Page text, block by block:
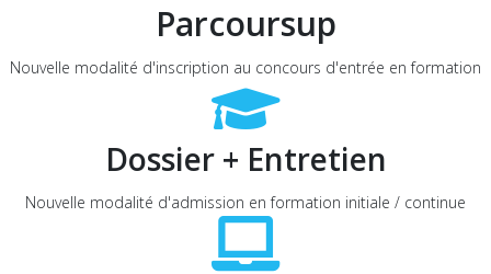
Parcoursup
Nouvelle modalité d'inscription au concours d'entrée en formation
Dossier + Entretien
Nouvelle modalité d'admission en formation initiale / continue